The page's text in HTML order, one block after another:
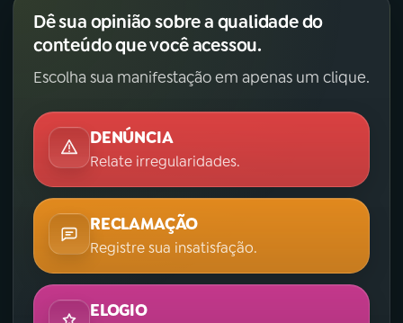
Dê sua opinião sobre a qualidade do
conteúdo que você acessou.
Escolha sua manifestação em apenas um clique.
DENÚNCIA
Relate irregularidades.
RECLAMAÇÃO
Registre sua insatisfação.
ELOGIO